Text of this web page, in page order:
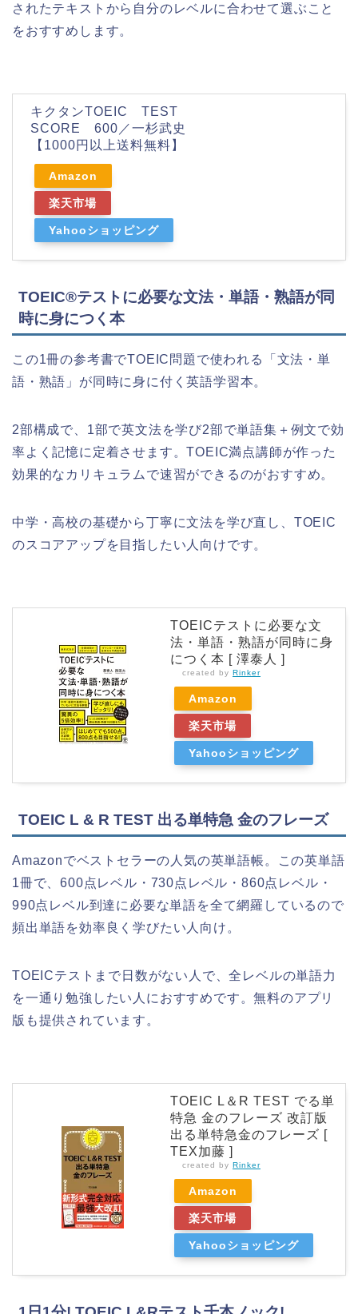
されたテキストから自分のレベルに合わせて選ぶこと
をおすすめします。
キクタンTOEIC TEST
SCORE 600／一杉武史
【1000円以上送料無料】
Amazon
楽天市場
Yahooショッピング
TOEIC®テストに必要な文法・単語・熟語が同
時に身につく本
この1冊の参考書でTOEIC問題で使われる「文法・単
語・熟語」が同時に身に付く英語学習本。
2部構成で、1部で英文法を学び2部で単語集＋例文で効
率よく記憶に定着させます。TOEIC満点講師が作った
効果的なカリキュラムで速習ができるのがおすすめ。
中学・高校の基礎から丁寧に文法を学び直し、TOEIC
のスコアアップを目指したい人向けです。
TOEICテストに必要な文
法・単語・熟語が同時に身
につく本 [ 澤泰人 ]
created by Rinker
Amazon
楽天市場
Yahooショッピング
TOEIC L & R TEST 出る単特急 金のフレーズ
Amazonでベストセラーの人気の英単語帳。この英単語
1冊で、600点レベル・730点レベル・860点レベル・
990点レベル到達に必要な単語を全て網羅しているので
頻出単語を効率良く学びたい人向け。
TOEICテストまで日数がない人で、全レベルの単語力
を一通り勉強したい人におすすめです。無料のアプリ
版も提供されています。
TOEIC L＆R TEST でる単
特急 金のフレーズ 改訂版
出る単特急金のフレーズ [
TEX加藤 ]
created by Rinker
Amazon
楽天市場
Yahooショッピング